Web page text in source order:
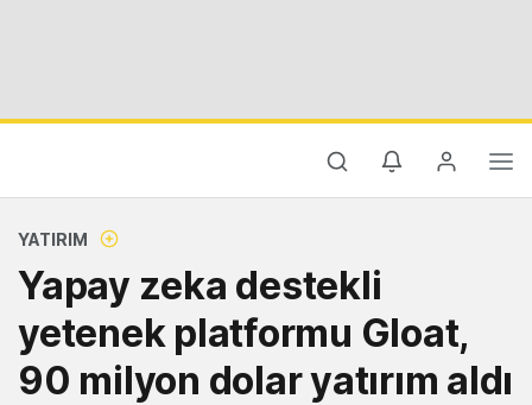
YATIRIM
Yapay zeka destekli
yetenek platformu Gloat,
90 milyon dolar yatırım aldı